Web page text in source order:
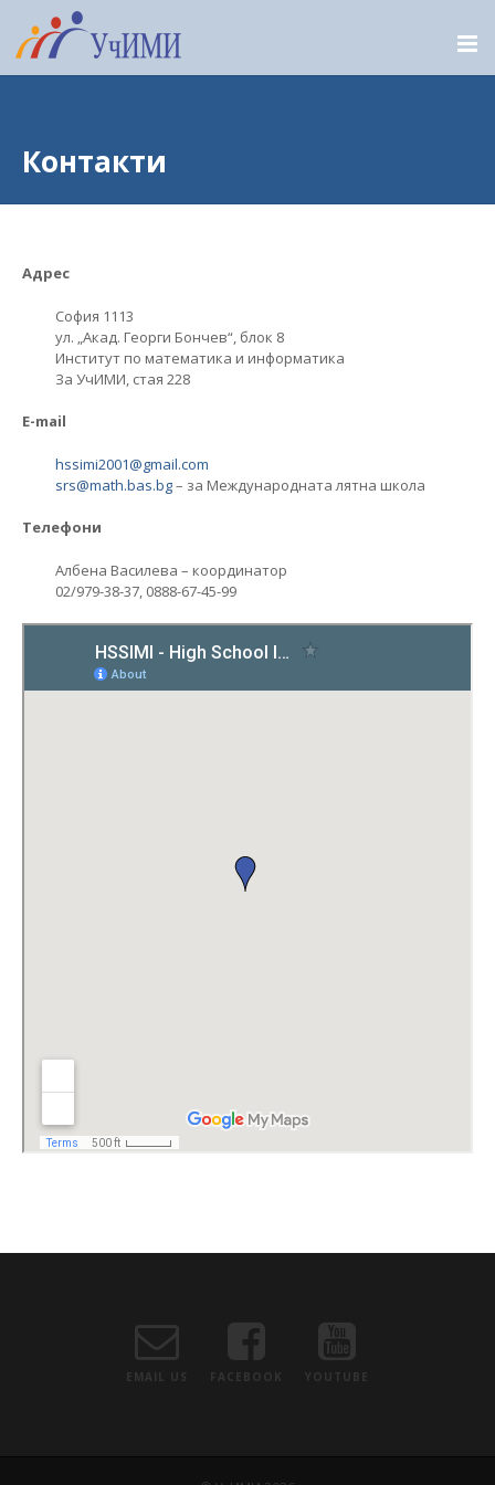
Контакти
Адрес
София 1113
ул. „Акад. Георги Бончев“, блок 8
Институт по математика и информатика
За УчИМИ, стая 228
E-mail
hssimi2001@gmail.com
srs@math.bas.bg– за Международната лятна школа
Телефони
Албена Василева – координатор
02/979-38-37, 0888-67-45-99
EMAIL US FACEBOOK YOUTUBE